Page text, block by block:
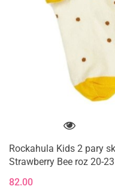
Rockahula Kids 2 pary
Strawberry Bee roz 20-
82.00